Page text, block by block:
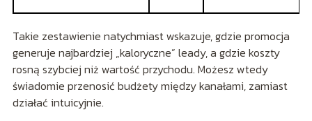
Takie zestawienie natychmiast wskazuje, gdzie promocja
generuje najbardziej „kaloryczne” leady, a gdzie koszty
rosną szybciej niż wartość przychodu. Możesz wtedy
świadomie przenosić budżety między kanałami, zamiast
działać intuicyjnie.